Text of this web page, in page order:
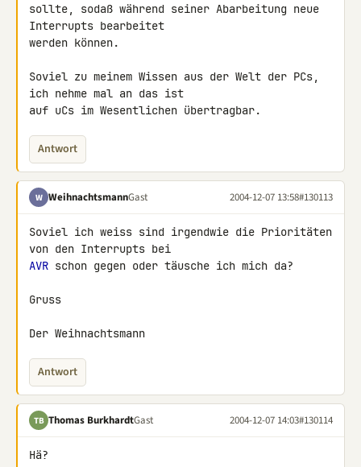
sollte, sodaß während seiner Abarbeitung neue
Interrupts bearbeitet
werden können.
Soviel zu meinem Wissen aus der Welt der PCs,
ich nehme mal an das ist
auf uCs im Wesentlichen übertragbar.
Antwort
W WeihnachtsmannGast 2004-12-07 13:58#130113
Soviel ich weiss sind irgendwie die Prioritäten
AVR schon gegen oder täusche ich mich da?
Gruss
Der Weihnachtsmann
Antwort
TB Thomas BurkhardtGast 2004-12-07 14:03#130114
Hä?